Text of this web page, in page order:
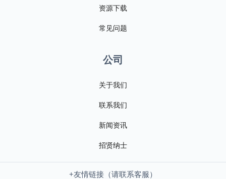
资源下载
常见问题
公司
关于我们
联系我们
新闻资讯
招贤纳士
+友情链接（请联系客服）